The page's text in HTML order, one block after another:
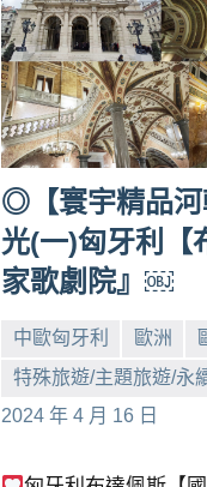
◎【寰宇精品河
光(一)匈牙利【
家歌劇院』￼
中歐匈牙利 歐洲
特殊旅遊/主題旅遊/永
2024 年 4 月 16 日
小
芳
No
comments